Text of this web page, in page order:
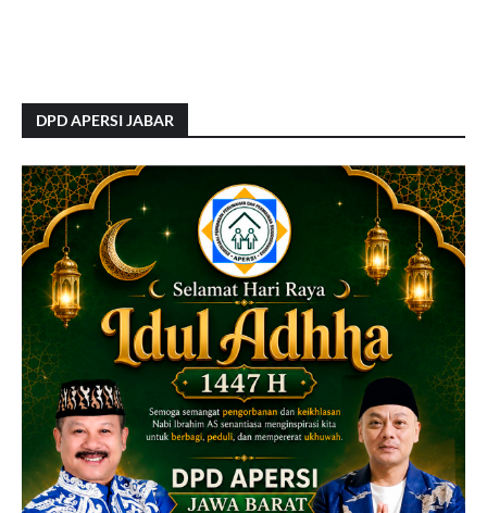
DPD APERSI JABAR